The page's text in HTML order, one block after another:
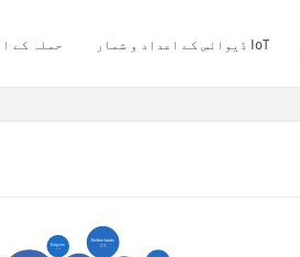
IoT ڈیوائس کے اعداد و شمار حملہ کے
Netherlands
12.7K
Bulgaria
6.1K